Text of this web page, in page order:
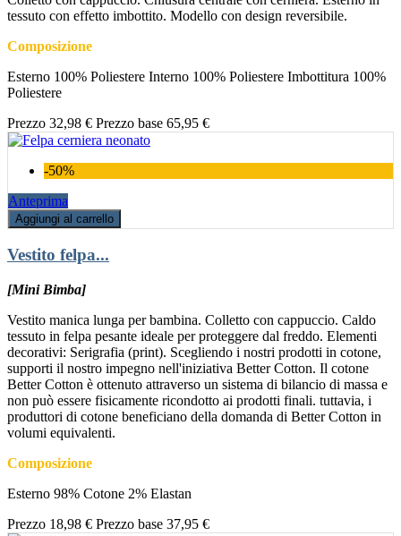
tessuto con effetto imbottito. Modello con design reversibile.
Composizione
Esterno 100% Poliestere Interno 100% Poliestere Imbottitura 100%
Poliestere
Prezzo 32,98 € Prezzo base 65,95 €
-50%
Anteprima
Aggiungi al carrello
Vestito felpa...
[Mini Bimba]
Vestito manica lunga per bambina. Colletto con cappuccio. Caldo
tessuto in felpa pesante ideale per proteggere dal freddo. Elementi
decorativi: Serigrafia (print). Scegliendo i nostri prodotti in cotone,
supporti il nostro impegno nell'iniziativa Better Cotton. Il cotone
Better Cotton è ottenuto attraverso un sistema di bilancio di massa e
non può essere fisicamente ricondotto ai prodotti finali. tuttavia, i
produttori di cotone beneficiano della domanda di Better Cotton in
volumi equivalenti.
Composizione
Esterno 98% Cotone 2% Elastan
Prezzo 18,98 € Prezzo base 37,95 €